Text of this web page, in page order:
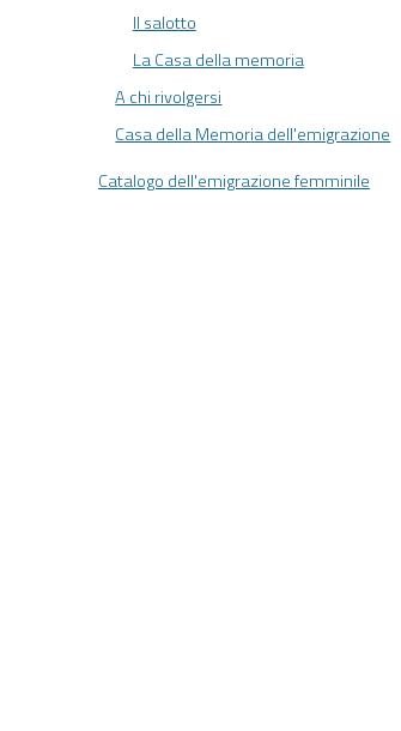
Il salotto
La Casa della memoria
A chi rivolgersi
Casa della Memoria dell'emigrazione
Catalogo dell'emigrazione femminile